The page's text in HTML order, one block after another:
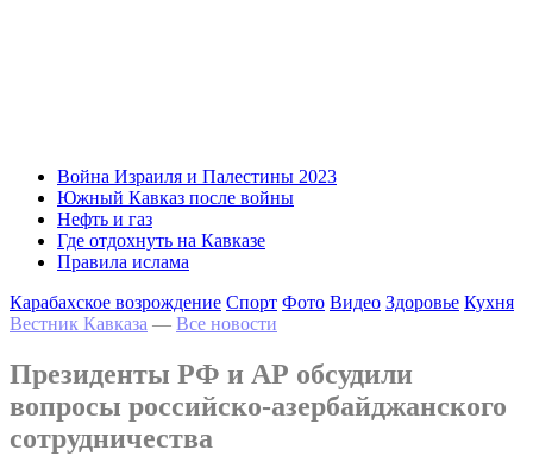
Война Израиля и Палестины 2023
Южный Кавказ после войны
Нефть и газ
Где отдохнуть на Кавказе
Правила ислама
Карабахское возрождение Спорт Фото Видео Здоровье Кухня
Вестник Кавказа — Все новости
Президенты РФ и АР обсудили
вопросы российско-азербайджанского
сотрудничества